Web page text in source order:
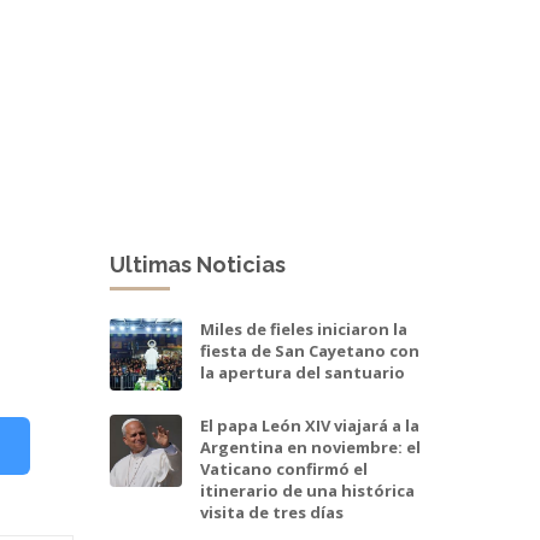
Ultimas Noticias
Miles de fieles iniciaron la
fiesta de San Cayetano con
la apertura del santuario
El papa León XIV viajará a la
Argentina en noviembre: el
Vaticano confirmó el
itinerario de una histórica
visita de tres días